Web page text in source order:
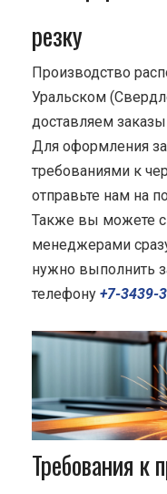
резку
Производство
Уральском
доставляем
Для оформления
требованиями к
отправьте нам на
Также вы можете
менеджерами
нужно выполнить
телефону +7-3439-
Требования